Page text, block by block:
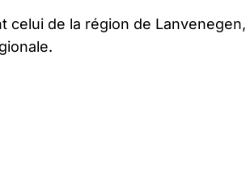
celui de la région de Lanvenegen,